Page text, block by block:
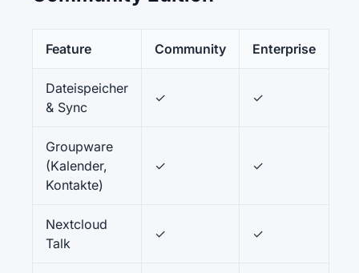
Feature Community Enterprise
Dateispeicher
& Sync
✓ ✓
Groupware
(Kalender,
Kontakte)
✓ ✓
Nextcloud
Talk
✓ ✓